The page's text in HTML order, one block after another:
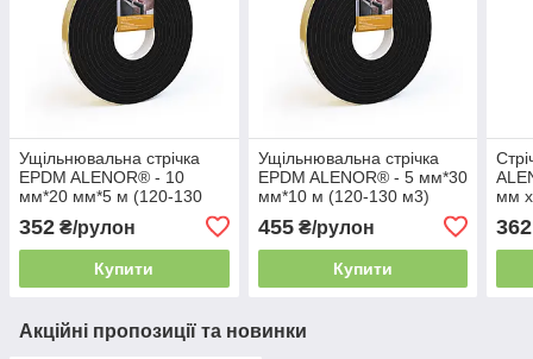
Ущільнювальна стрічка
EPDM ALENOR® - 10
мм*20 мм*5 м (120-130
352 ₴/рулон
Купити
Ущільнювальна стрічка
EPDM ALENOR® - 5 мм*30
мм*10 м (120-130 м3)
455₴/рулон
Купити
мм
362
Акційні пропозиції та новинки